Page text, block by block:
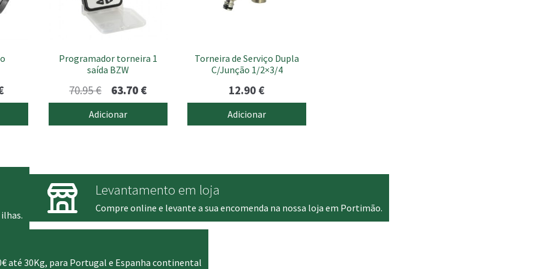
range:
0.20 €
Programador torneira 1
saída BZW
70.95€
preço
original
63.70 €O
preço
atual
Adicionar
Torneira de Serviço Dupla
C/Junção 1/2×3/4
12.90 €
Adicionar
Levantamento em loja
Compre online e levante a sua encomenda na nossa loja em Portimão.
até 30Kg, para Portugal e Espanha continental